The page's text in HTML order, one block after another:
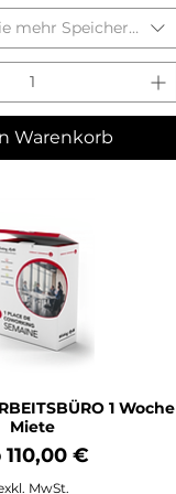
mehr Speicherplatz?
Warenkorb
1 Woche
Miete
110,00 €
Preis
MwSt.